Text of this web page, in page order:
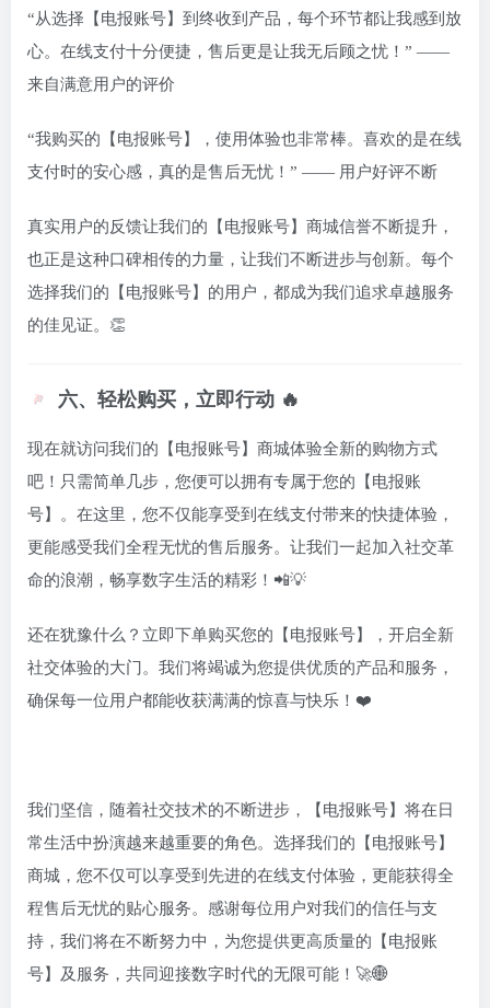
“从选择【电报账号】到终收到产品，每个环节都让我感到放
心。在线支付十分便捷，售后更是让我无后顾之忧！” ——
来自满意用户的评价
“我购买的【电报账号】，使用体验也非常棒。喜欢的是在线
支付时的安心感，真的是售后无忧！” —— 用户好评不断
真实用户的反馈让我们的【电报账号】商城信誉不断提升，
也正是这种口碑相传的力量，让我们不断进步与创新。每个
选择我们的【电报账号】的用户，都成为我们追求卓越服务
的佳见证。👏
六、轻松购买，立即行动 🔥
现在就访问我们的【电报账号】商城体验全新的购物方式
吧！只需简单几步，您便可以拥有专属于您的【电报账
号】。在这里，您不仅能享受到在线支付带来的快捷体验，
更能感受我们全程无忧的售后服务。让我们一起加入社交革
命的浪潮，畅享数字生活的精彩！📲💡
还在犹豫什么？立即下单购买您的【电报账号】，开启全新
社交体验的大门。我们将竭诚为您提供优质的产品和服务，
确保每一位用户都能收获满满的惊喜与快乐！❤️
我们坚信，随着社交技术的不断进步，【电报账号】将在日
常生活中扮演越来越重要的角色。选择我们的【电报账号】
商城，您不仅可以享受到先进的在线支付体验，更能获得全
程售后无忧的贴心服务。感谢每位用户对我们的信任与支
持，我们将在不断努力中，为您提供更高质量的【电报账
号】及服务，共同迎接数字时代的无限可能！🚀🌐